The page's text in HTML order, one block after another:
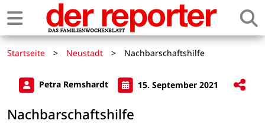
Startseite > Neustadt > Nachbarschaftshilfe
Petra Remshardt 15. September 2021
Nachbarschaftshilfe